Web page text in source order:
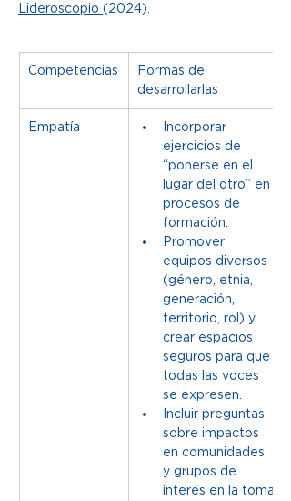
Lideroscopio (2024).
Competencias
Formas de
desarrollarlas
Empatía
Incorporar
ejercicios de
“ponerse en el
lugar del otro” en
procesos de
formación.
Promover
equipos diversos
(género, etnia,
generación,
territorio, rol) y
crear espacios
seguros para que
todas las voces
se expresen.
Incluir preguntas
sobre impactos
en comunidades
y grupos de
interés en la toma